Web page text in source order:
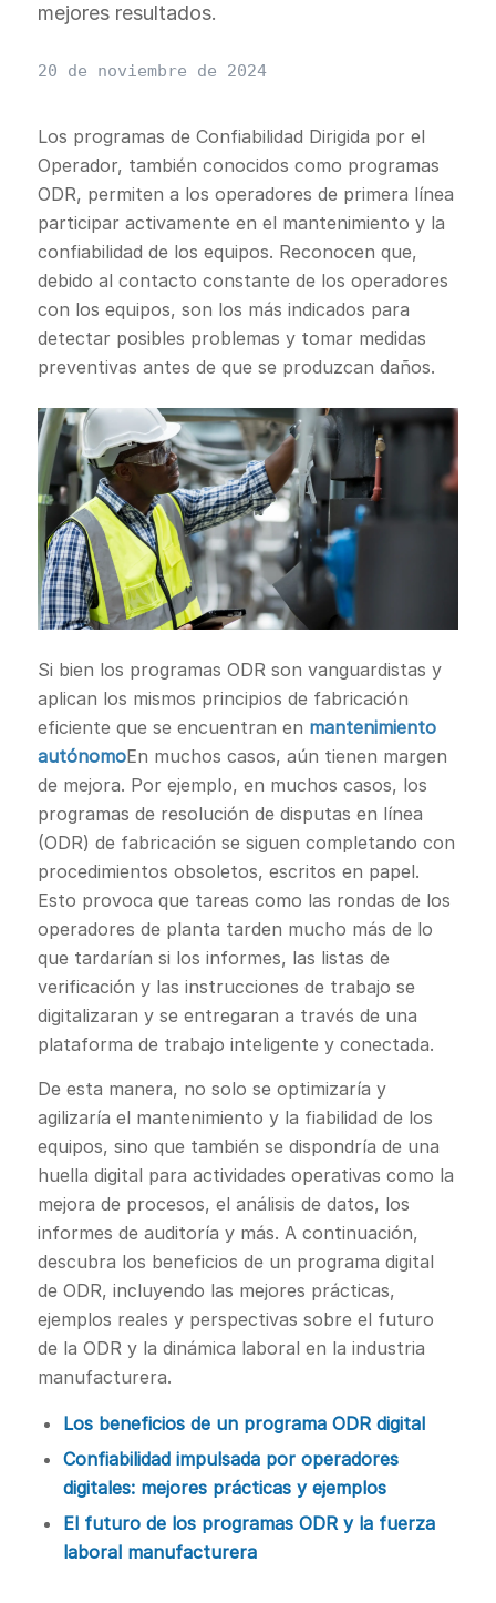
mejores resultados.
20 de noviembre de 2024
Los programas de Confiabilidad Dirigida por el
Operador, también conocidos como programas
ODR, permiten a los operadores de primera línea
participar activamente en el mantenimiento y la
confiabilidad de los equipos. Reconocen que,
debido al contacto constante de los operadores
con los equipos, son los más indicados para
detectar posibles problemas y tomar medidas
preventivas antes de que se produzcan daños.
Si bien los programas ODR son vanguardistas y
aplican los mismos principios de fabricación
eficiente que se encuentran en mantenimiento
autónomoEn muchos casos, aún tienen margen
de mejora. Por ejemplo, en muchos casos, los
programas de resolución de disputas en línea
(ODR) de fabricación se siguen completando con
procedimientos obsoletos, escritos en papel.
Esto provoca que tareas como las rondas de los
operadores de planta tarden mucho más de lo
que tardarían si los informes, las listas de
verificación y las instrucciones de trabajo se
digitalizaran y se entregaran a través de una
plataforma de trabajo inteligente y conectada.
De esta manera, no solo se optimizaría y
agilizaría el mantenimiento y la fiabilidad de los
equipos, sino que también se dispondría de una
huella digital para actividades operativas como la
mejora de procesos, el análisis de datos, los
informes de auditoría y más. A continuación,
descubra los beneficios de un programa digital
de ODR, incluyendo las mejores prácticas,
ejemplos reales y perspectivas sobre el futuro
de la ODR y la dinámica laboral en la industria
manufacturera.
Los beneficios de un programa ODR digital
Confiabilidad impulsada por operadores
digitales: mejores prácticas y ejemplos
El futuro de los programas ODR y la fuerza
laboral manufacturera